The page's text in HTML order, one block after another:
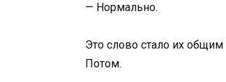
— Нормально.
Это слово стало их
Потом.